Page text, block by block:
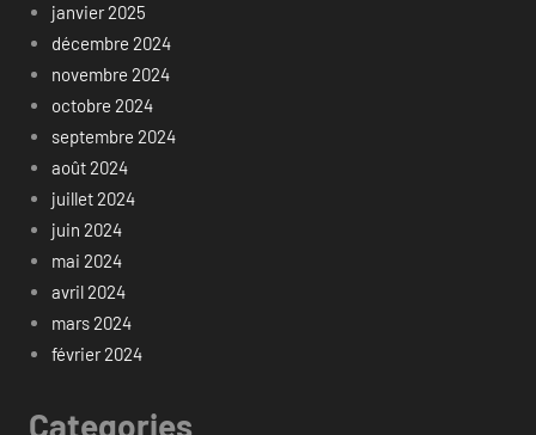
janvier 2025
décembre 2024
novembre 2024
octobre 2024
septembre 2024
août 2024
juillet 2024
juin 2024
mai 2024
avril 2024
mars 2024
février 2024
Categories